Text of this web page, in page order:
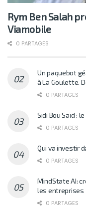
Rym Ben Salah
Viamobile
0 PARTAGES
Un paquebot
à La Goulette.
0 PARTAGES
Sidi Bou Saïd :
0 PARTAGES
Qui va investir
0 PARTAGES
MindState AI:
les entreprises
0 PARTAGES